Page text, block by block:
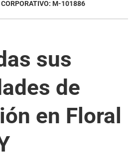
M-101886
sus
de
en Floral